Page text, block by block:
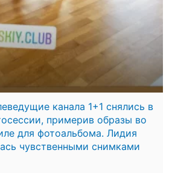
канала 1+1 снялись в
примерив образы во
для фотоальбома. Лидия
чувственными снимками